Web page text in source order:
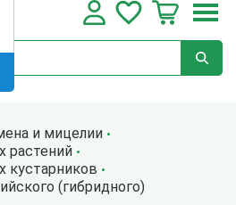
и мицелии
растений
кустарников
(гибридного)